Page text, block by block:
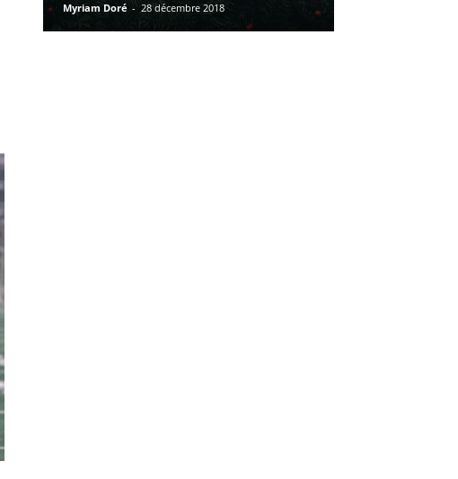
Myriam Doré - 28 décembre 2018